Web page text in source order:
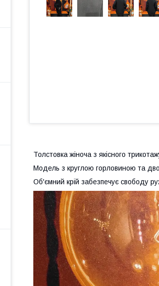
Толстовка жіноча з якісного
Модель з круглою горловиною та
Об'ємний крій забезпечує свободу